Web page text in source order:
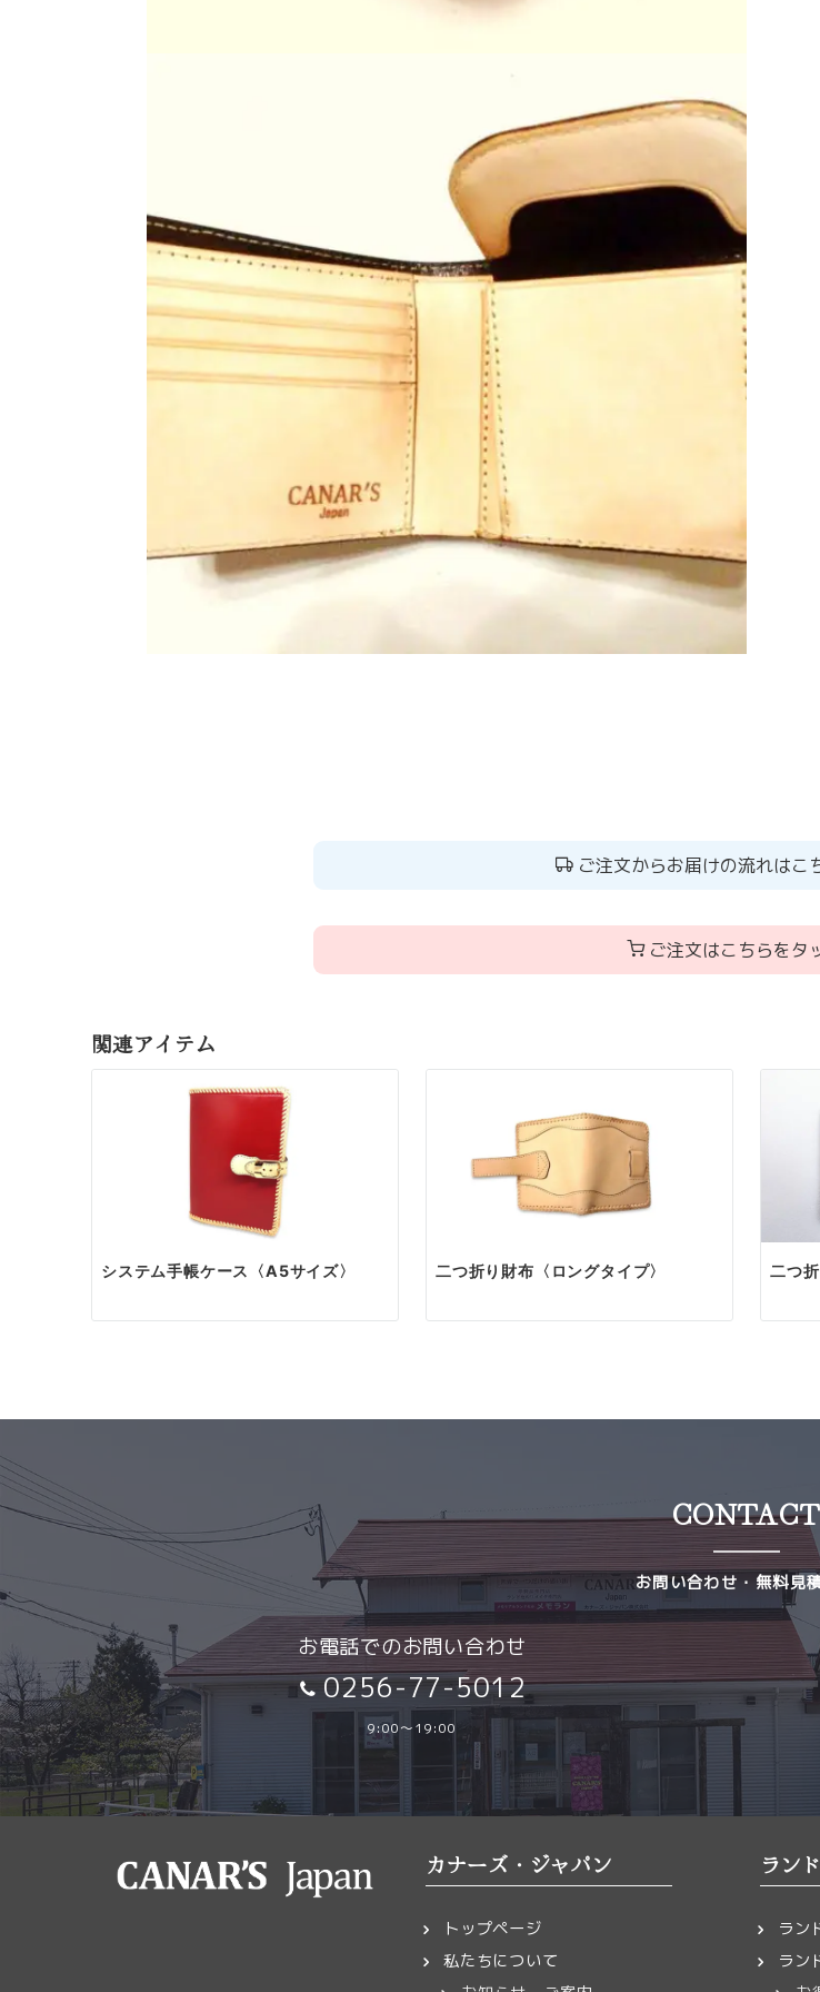
ご注文からお届けの流れはこ
お問い合わせページ（メールフォーム）
お電話での対応は AM9:00～PM19:00 まで。
メールでのお問い合わせは24時間受け付けて
お見積りのご案内
ご注文確定後、お届けまでに約3週間のお時間
（3月～6月は混雑が予想されますので、納期
完成・お届け・お支払い
製品が完成しましたら、発送予定日をメールに
お届けは ヤマト運輸 宅急便コレクト にて、
払いが可能です。
ご注文はこちらをタ
お問い合わせフォーム
ふりがな
ご住所
必須 ご相談項目
納期・価格について
クラフト教室
必須 メッセージ本文
ランドセルなどの
関連アイテム
システム手帳ケース〈A5サイズ〉 二つ折り財布〈ロングタイプ〉 二つ
CONTACT
お問い合わせ・無料見
お電話でのお問い合わせ
0256-77-5012
9:00～19:00
カナーズ・ジャパン
トップページ
私たちについて
ラン
ラン
ラン